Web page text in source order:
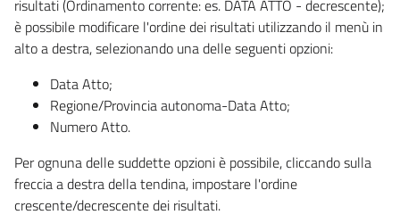
risultati (Ordinamento corrente: es. DATA ATTO - decrescente);
è possibile modificare l'ordine dei risultati utilizzando il menù in
alto a destra, selezionando una delle seguenti opzioni:
Data Atto;
Regione/Provincia autonoma-Data Atto;
Numero Atto.
Per ognuna delle suddette opzioni è possibile, cliccando sulla
freccia a destra della tendina, impostare l'ordine
crescente/decrescente dei risultati.